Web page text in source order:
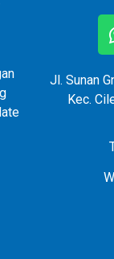
Jl. Sunan
Kec.